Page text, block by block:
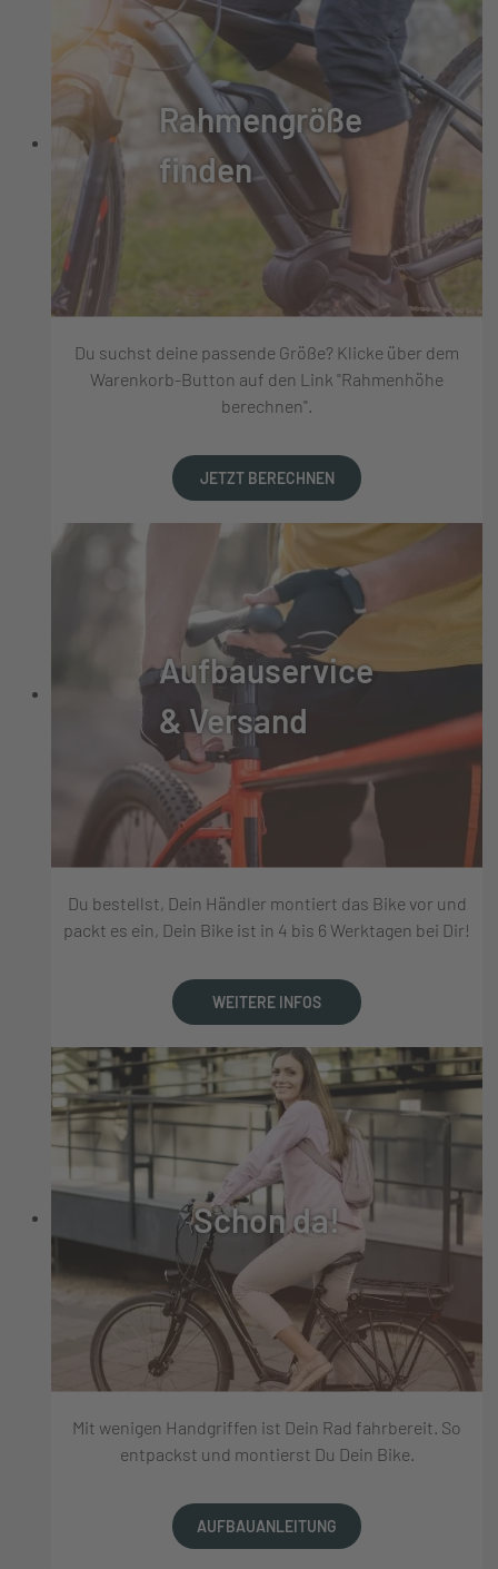
Rahmengröße
finden
Du suchst deine passende Größe? Klicke über dem
Warenkorb-Button auf den Link "Rahmenhöhe
berechnen".
JETZT BERECHNEN
Aufbauservice
& Versand
Du bestellst, Dein Händler montiert das Bike vor und
packt es ein, Dein Bike ist in 4 bis 6 Werktagen bei Dir!
WEITERE INFOS
Schon da!
Mit wenigen Handgriffen ist Dein Rad fahrbereit. So
entpackst und montierst Du Dein Bike.
AUFBAUANLEITUNG